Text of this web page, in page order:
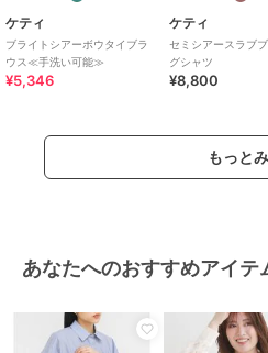
ケティ
ブライトシアーボウタイブラ
ウス≪手洗い可能≫
¥5,346
ケティ
セミシアースラブ
グシャツ
¥8,800
もっと
あなたへのおすすめアイテ